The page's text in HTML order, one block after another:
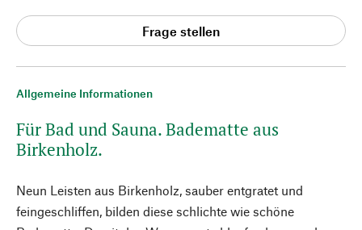
Allgemeine Informationen
Für Bad und Sauna. Badematte aus
Birkenholz.
Neun Leisten aus Birkenholz, sauber entgratet und
feingeschliffen, bilden diese schlichte wie schöne
Frage stellen